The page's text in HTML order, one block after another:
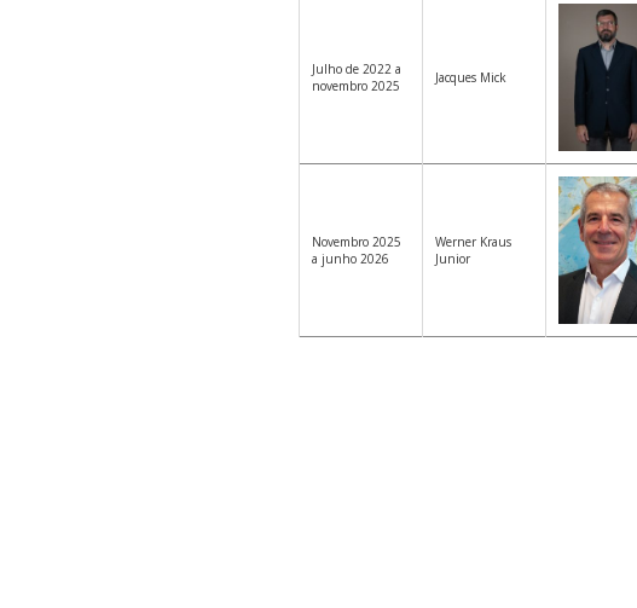
Julho de 2022 a
novembro 2025
Jacques Mick
Novembro 2025
a junho 2026
Werner Kraus
Junior